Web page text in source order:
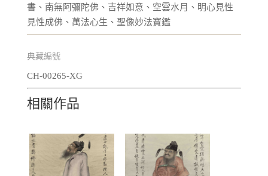
書、南無阿彌陀佛、吉祥如意、空雲水月、明心見性
見性成佛、萬法心生、聖像妙法寶鑑
典藏編號
CH-00265-XG
相關作品